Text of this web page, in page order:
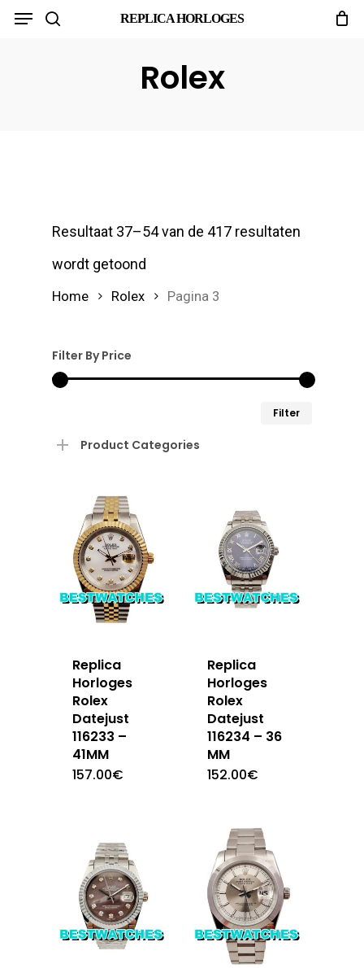
Skip
REPLICA HORLOGES
Menu
Rolex
Resultaat 37–54 van de 417 resultaten
wordt getoond
Home Rolex Pagina 3
Filter By Price
Filter
Product Categories
Replica
Horloges
Rolex
Datejust
116233 –
41MM
157.00€
Replica
Horloges
Rolex
Datejust
116234 – 36
MM
152.00€